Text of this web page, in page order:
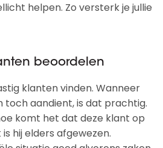
helpen. Zo versterk je jullie
beoordelen
klanten vinden. Wanneer
toch aandient, is dat prachtig.
komt het dat deze klant op
hij elders afgewezen.